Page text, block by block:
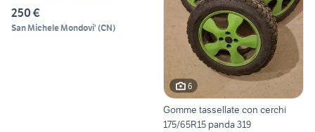
250 €
San Michele Mondovi' (CN)
6
Gomme tassellate con cerchi
175/65R15 panda 319